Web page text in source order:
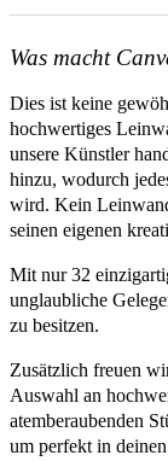
Was macht
Dies ist keine
hochwertiges
unsere Künstler
hinzu, wodurch
wird. Kein
seinen eigenen
Mit nur 32
unglaubliche
zu besitzen.
Zusätzlich freuen
Auswahl an
atemberaubenden
um perfekt in